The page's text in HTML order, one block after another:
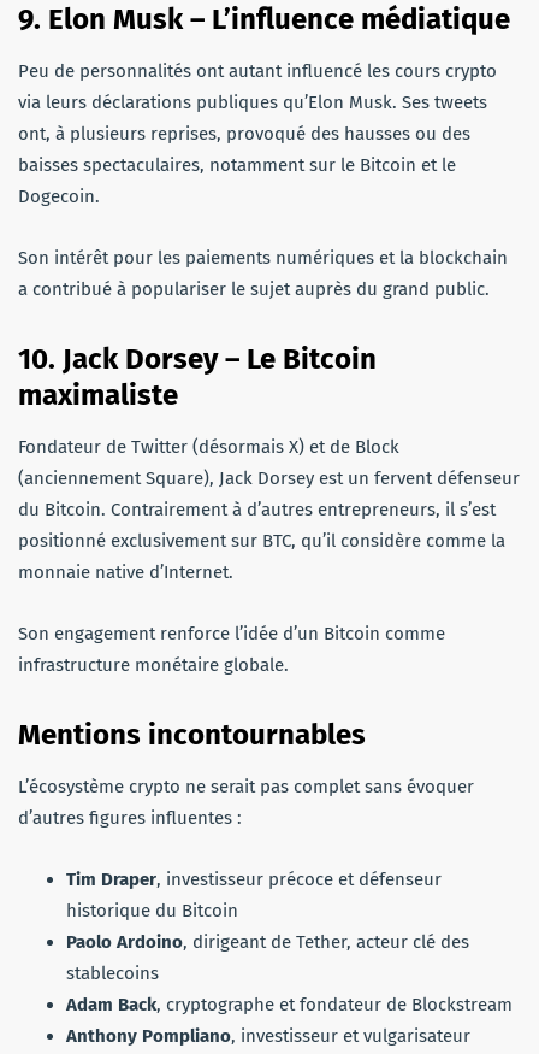
9. Elon Musk – L’influence médiatique
Peu de personnalités ont autant influencé les cours crypto
via leurs déclarations publiques qu’Elon Musk. Ses tweets
ont, à plusieurs reprises, provoqué des hausses ou des
baisses spectaculaires, notamment sur le Bitcoin et le
Dogecoin.
Son intérêt pour les paiements numériques et la blockchain
a contribué à populariser le sujet auprès du grand public.
10. Jack Dorsey – Le Bitcoin
maximaliste
Fondateur de Twitter (désormais X) et de Block
(anciennement Square), Jack Dorsey est un fervent défenseur
du Bitcoin. Contrairement à d’autres entrepreneurs, il s’est
positionné exclusivement sur BTC, qu’il considère comme la
monnaie native d’Internet.
Son engagement renforce l’idée d’un Bitcoin comme
infrastructure monétaire globale.
Mentions incontournables
L’écosystème crypto ne serait pas complet sans évoquer
d’autres figures influentes :
Tim Draper, investisseur précoce et défenseur
historique du Bitcoin
Paolo Ardoino, dirigeant de Tether, acteur clé des
stablecoins
Adam Back, cryptographe et fondateur de Blockstream
Anthony Pompliano, investisseur et vulgarisateur